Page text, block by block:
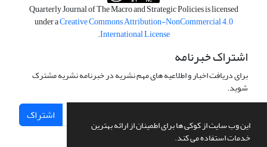
این وب سایت از کوکی ها برای اطمینان از ارائه بهترین
خدمات استفاده می کند.
Quarterly Journal of The Macro and Strategic Policies is licensed
under aCreative Commons Attribution-NonCommercial 4.0
International License
.
اشتراک خبرنامه
برای دریافت اخبار و اطلاعیه های مهم نشریه در خبرنامه نشریه مشترک
شوید.
اشتراک